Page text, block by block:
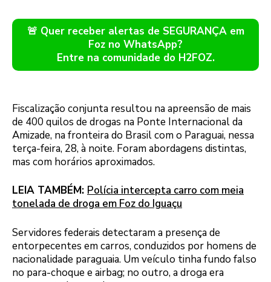
🚨 Quer receber alertas de SEGURANÇA em
Foz no WhatsApp?
Entre na comunidade do H2FOZ.
Fiscalização conjunta resultou na apreensão de mais
de 400 quilos de drogas na Ponte Internacional da
Amizade, na fronteira do Brasil com o Paraguai, nessa
terça-feira, 28, à noite. Foram abordagens distintas,
mas com horários aproximados.
LEIA TAMBÉM: Polícia intercepta carro com meia
tonelada de droga em Foz do Iguaçu
Servidores federais detectaram a presença de
entorpecentes em carros, conduzidos por homens de
nacionalidade paraguaia. Um veículo tinha fundo falso
no para-choque e airbag; no outro, a droga era